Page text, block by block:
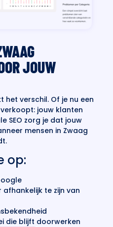
JOUW
het verschil. Of je nu een
jouw klanten
SEO zorg je dat jouw
mensen in Zwaag
op:
te zijn van
die blijft doorwerken